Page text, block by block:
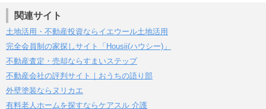
関連サイト
土地活用・不動産投資ならイエウール土地活用
完全会員制の家探しサイト「Housii(ハウシー)」
不動産査定・売却ならすまいステップ
不動産会社の評判サイト｜おうちの語り部
外壁塗装ならヌリカエ
有料老人ホームを探すならケアスル 介護